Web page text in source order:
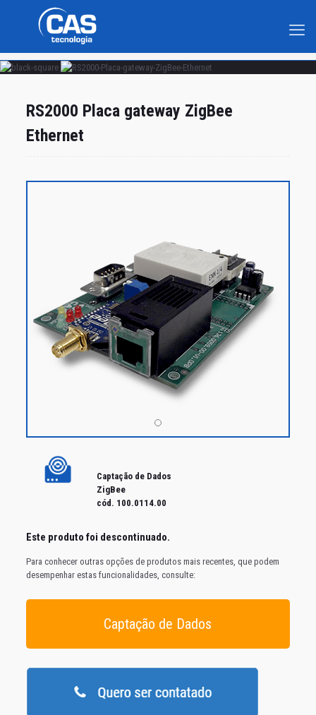
RS2000 Placa gateway ZigBee
Ethernet
Captação de Dados
ZigBee
cód. 100.0114.00
Este produto foi descontinuado.
Para conhecer outras opções de produtos mais recentes, que podem
desempenhar estas funcionalidades, consulte:
Captação de Dados